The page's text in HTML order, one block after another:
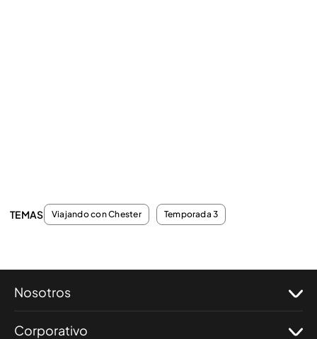
TEMAS Viajando con Chester Temporada 3
Nosotros
Corporativo